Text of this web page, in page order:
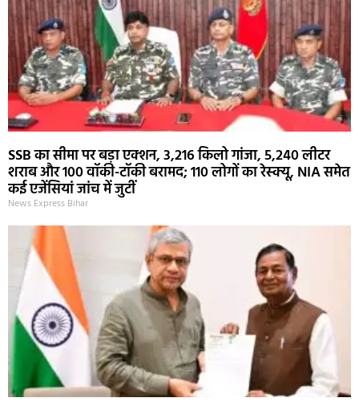
SSB का सीमा पर बड़ा एक्शन, 3,216 किलो गांजा, 5,240 लीटर
शराब और 100 वॉकी-टॉकी बरामद; 110 लोगों का रेस्क्यू, NIA समेत
कई एजेंसियां जांच में जुटीं
News Express Bihar